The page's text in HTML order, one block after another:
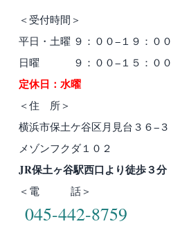
＜受付時間＞
平日・土曜 ９：００−１９：００
日曜 ９：００−１５：００
定休日：水曜
＜住 所＞
横浜市保土ケ谷区月見台３６−３
メゾンフクダ１０２
JR保土ヶ谷駅西口より徒歩３分
＜電 話＞
045-442-8759